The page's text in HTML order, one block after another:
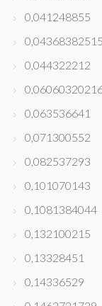
0,041248855
0,04368382515
0,044322212
0,063536641
0,071300552
0,082537293
0,101070143
0,1081384044
0,132100215
0,13328451
0,14336529